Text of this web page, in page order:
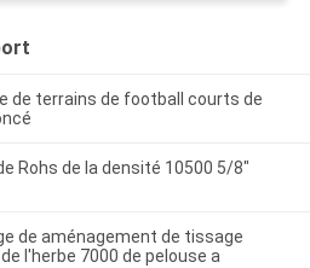
de terrains de football courts de
Rohs de la densité 10500 5/8"
de aménagement de tissage
l'herbe 7000 de pelouse a